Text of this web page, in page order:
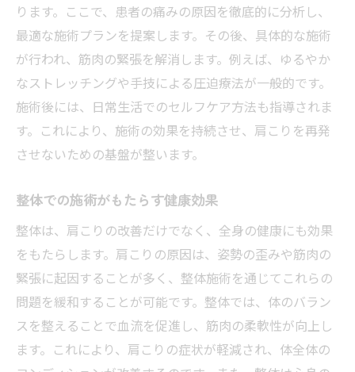
ります。ここで、患者の痛みの原因を徹底的に分析し、
最適な施術プランを提案します。その後、具体的な施術
が行われ、筋肉の緊張を解消します。例えば、ゆるやか
なストレッチングや手技による圧迫療法が一般的です。
施術後には、日常生活でのセルフケア方法も指導されま
す。これにより、施術の効果を持続させ、肩こりを再発
させないための基盤が整います。
整体での施術がもたらす健康効果
整体は、肩こりの改善だけでなく、全身の健康にも効果
をもたらします。肩こりの原因は、姿勢の歪みや筋肉の
緊張に起因することが多く、整体施術を通じてこれらの
問題を緩和することが可能です。整体では、体のバラン
スを整えることで血流を促進し、筋肉の柔軟性が向上し
ます。これにより、肩こりの症状が軽減され、体全体の